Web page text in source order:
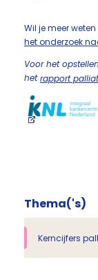
Wil je meer
het onderzoek
Voor het
hetrapport
Thema('s)
Kerncijfers